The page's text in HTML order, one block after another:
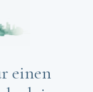
einen